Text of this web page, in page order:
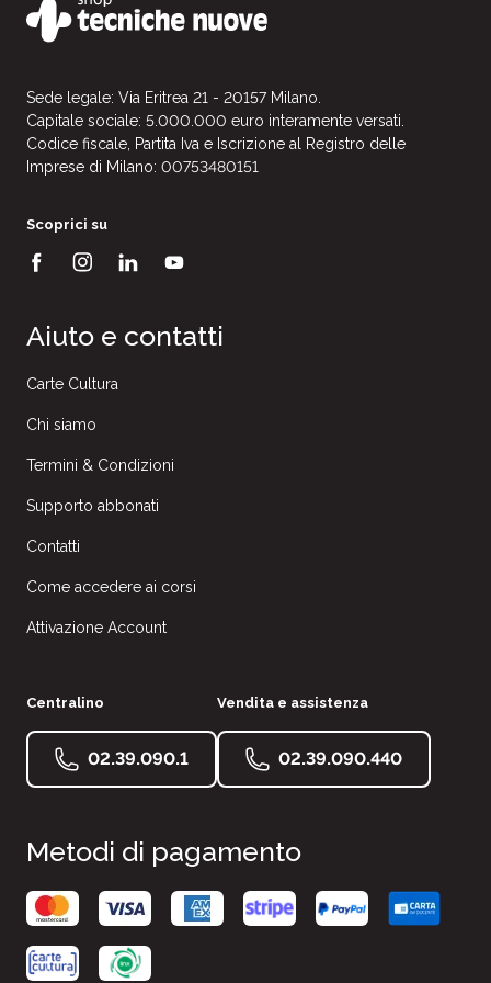
Sede legale: Via Eritrea 21 - 20157 Milano.
Capitale sociale: 5.000.000 euro interamente versati.
Codice fiscale, Partita Iva e Iscrizione al Registro delle
Imprese di Milano: 00753480151
Scoprici su
Aiuto e contatti
Carte Cultura
Chi siamo
Termini & Condizioni
Supporto abbonati
Contatti
Come accedere ai corsi
Attivazione Account
Centralino
02.39.090.1
Vendita e assistenza
02.39.090.440
Metodi di pagamento